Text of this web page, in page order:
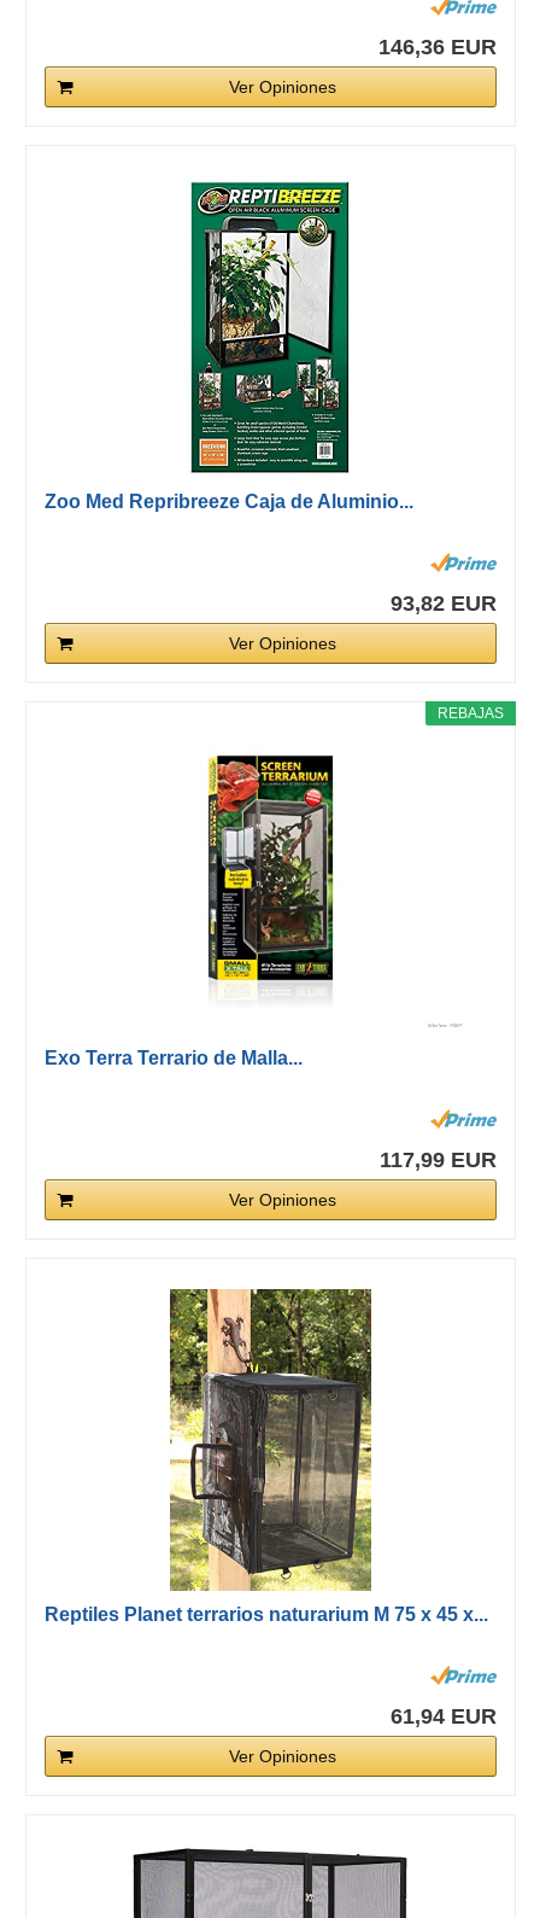
146,36 EUR
Ver Opiniones
Zoo Med Repribreeze Caja de Aluminio...
93,82 EUR
Ver Opiniones
REBAJAS
Exo Terra Terrario de Malla...
117,99 EUR
Ver Opiniones
Reptiles Planet terrarios naturarium M 75 x 45 x...
61,94 EUR
Ver Opiniones